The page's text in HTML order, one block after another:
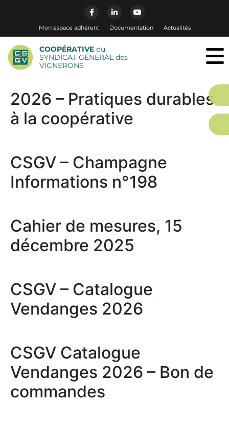
Mon espace adhérent Documentation Actualités
COOPÉRATIVE du
SYNDICAT GÉNÉRAL des
VIGNERONS
2026 – Pratiques durables
à la coopérative
CSGV – Champagne
Informations n°198
Cahier de mesures, 15
décembre 2025
CSGV – Catalogue
Vendanges 2026
CSGV Catalogue
Vendanges 2026 – Bon de
commandes